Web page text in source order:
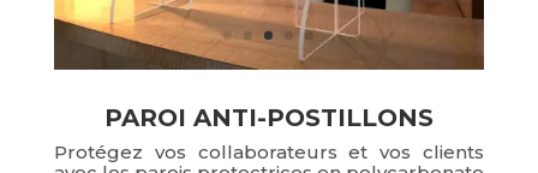
PAROI ANTI-POSTILLONS
Protégez vos collaborateurs et vos clients